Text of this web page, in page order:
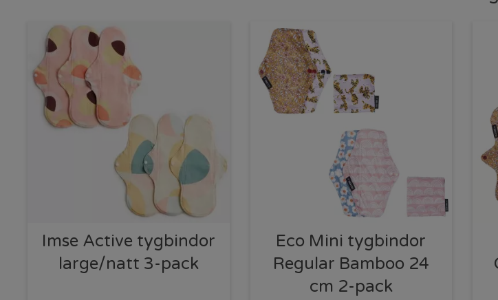
Imse Active tygbindor
large/natt 3-pack
Eco Mini tygbindor
Regular Bamboo 24
cm 2-pack